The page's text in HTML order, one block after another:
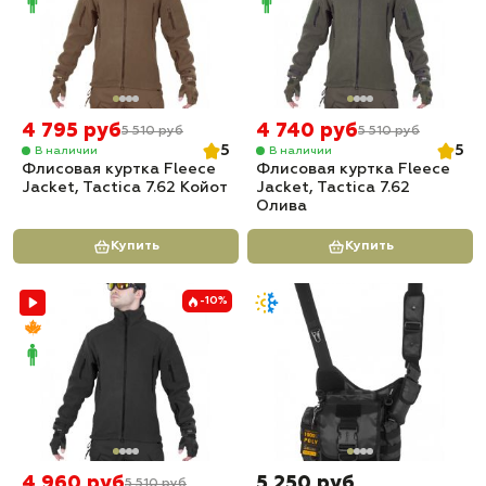
4 795 руб5 510 руб
В наличии
5
Флисовая куртка Fleece
Jacket, Tactica 7.62 Койот
Купить
4 740 руб5 510 руб
В наличии
5
Флисовая куртка Fleece
Jacket, Tactica 7.62
Олива
Купить
-10%